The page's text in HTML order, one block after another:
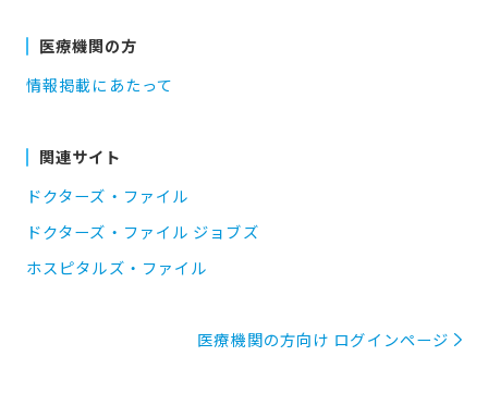
医療機関の方
情報掲載にあたって
関連サイト
ドクターズ・ファイル
ドクターズ・ファイル ジョブズ
ホスピタルズ・ファイル
医療機関の方向け ログインページ